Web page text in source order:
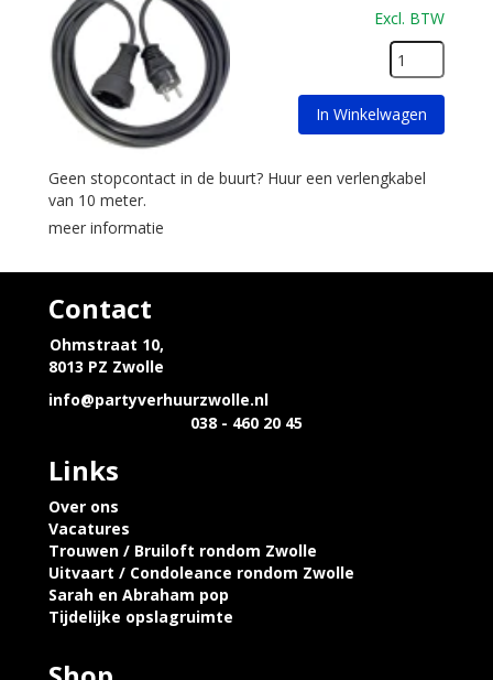
Excl. BTW
In Winkelwagen
Geen stopcontact in de buurt? Huur een verlengkabel
van 10 meter.
meer informatie
Contact
Ohmstraat 10,
8013 PZ Zwolle
info@partyverhuurzwolle.nl
038 - 460 20 45
Links
Over ons
Vacatures
Trouwen / Bruiloft rondom Zwolle
Uitvaart / Condoleance rondom Zwolle
Sarah en Abraham pop
Tijdelijke opslagruimte